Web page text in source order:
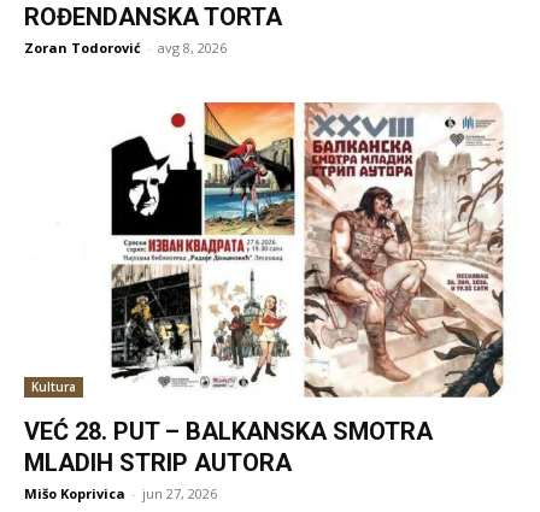
ROĐENDANSKA TORTA
Zoran Todorović - avg 8, 2026
Kultura
VEĆ 28. PUT – BALKANSKA SMOTRA
MLADIH STRIP AUTORA
Mišo Koprivica - jun 27, 2026